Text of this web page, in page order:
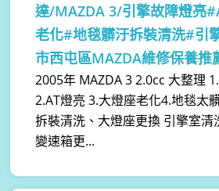
達/MAZDA 3/引擎故障燈亮
老化#地毯髒汙拆裝清洗#引
市西屯區MAZDA維修保養推
2005年 MAZDA 3 2.0cc 大整理
2.AT燈亮 3.大燈座老化4.地毯太
拆裝清洗、大燈座更換 引擎室清
變速箱更...